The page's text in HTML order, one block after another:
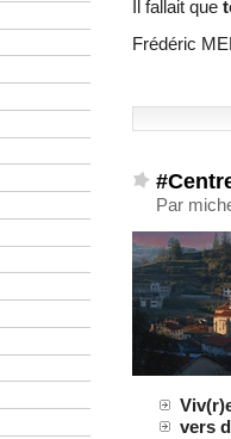
Il fallait que
Frédéric
Par
vers